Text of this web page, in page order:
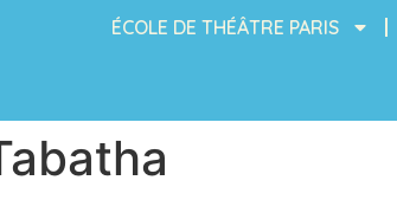
ÉCOLE DE THÉÂTRE PARIS